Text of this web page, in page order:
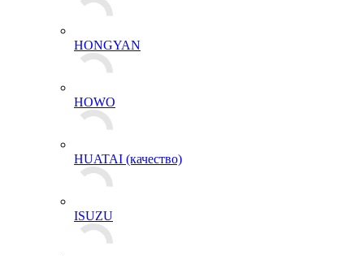
HONGYAN
HOWO
HUATAI (качество)
ISUZU